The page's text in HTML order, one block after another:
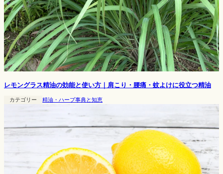
レモングラス精油の効能と使い方｜肩こり・腰痛・蚊よけに役立つ精油
カテゴリー 精油・ハーブ事典と知恵